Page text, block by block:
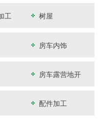
工 树屋
房车内饰
房车露营地开
发 配件加工